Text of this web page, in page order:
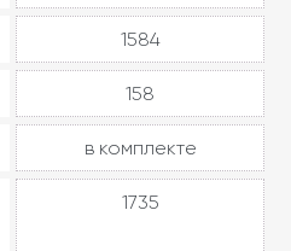
1584
158
в комплекте
1735